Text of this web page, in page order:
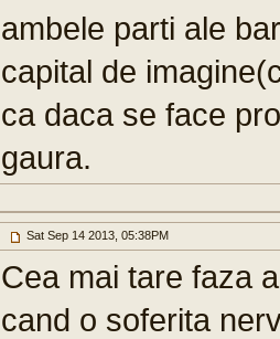
ambele parti ale
capital de
ca daca se face
gaura.
Sat Sep 14 2013, 05:38PM
Cea mai tare faza
cand o soferita